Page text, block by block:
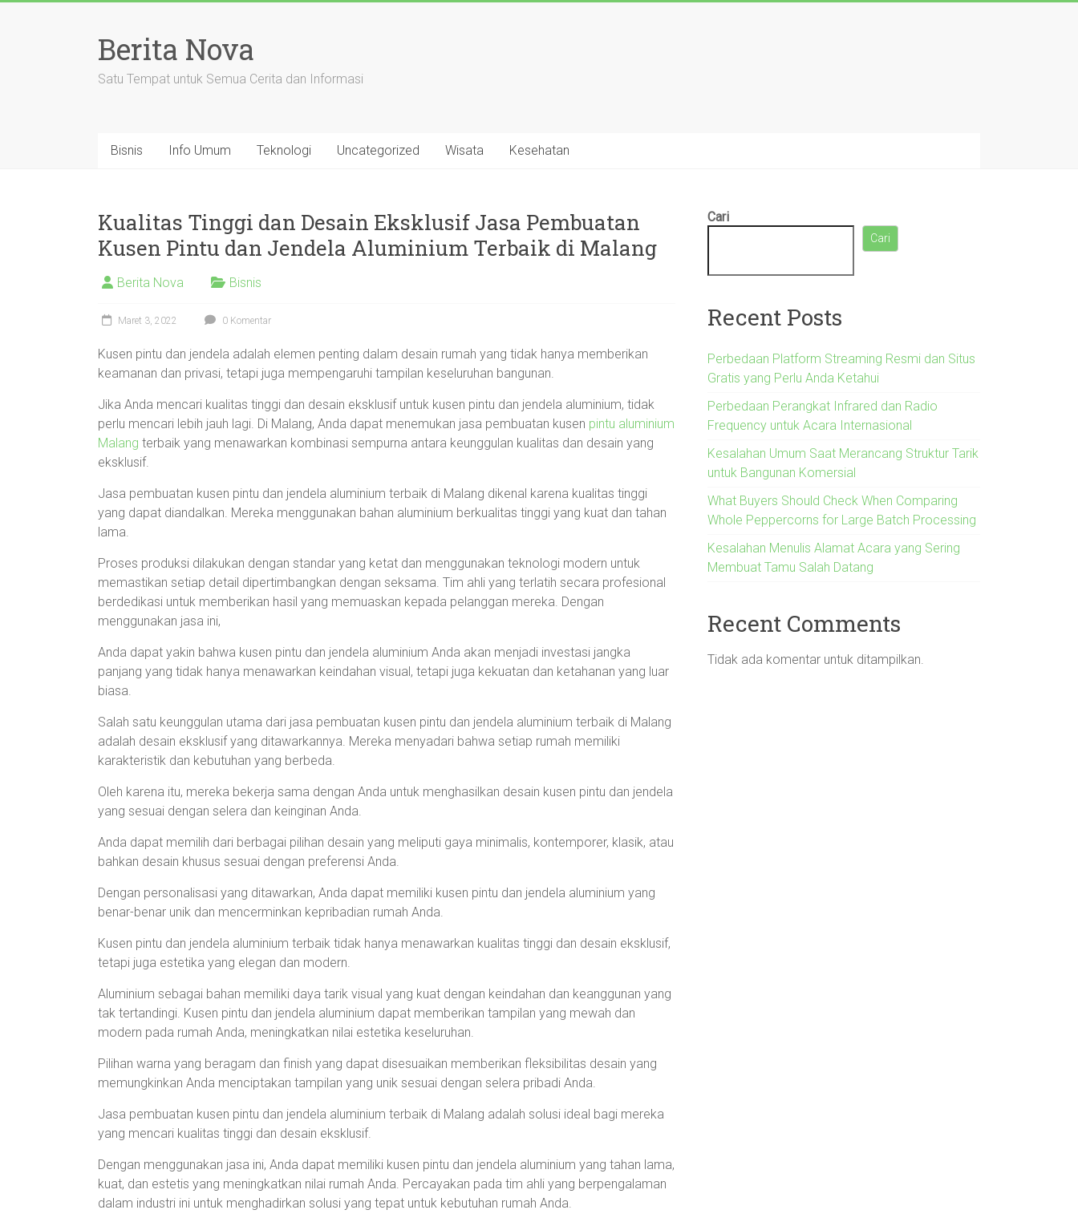
Berita Nova
Satu Tempat untuk Semua Cerita dan Informasi
Bisnis Info Umum Teknologi Uncategorized Wisata Kesehatan
Kualitas Tinggi dan Desain Eksklusif Jasa Pembuatan
Kusen Pintu dan Jendela Aluminium Terbaik di Malang
Berita Nova Bisnis
Maret 3, 2022 0 Komentar
Kusen pintu dan jendela adalah elemen penting dalam desain rumah yang tidak hanya memberikan
keamanan dan privasi, tetapi juga mempengaruhi tampilan keseluruhan bangunan.
Jika Anda mencari kualitas tinggi dan desain eksklusif untuk kusen pintu dan jendela aluminium, tidak
perlu mencari lebih jauh lagi. Di Malang, Anda dapat menemukan jasa pembuatan kusen pintu aluminium
Malang terbaik yang menawarkan kombinasi sempurna antara keunggulan kualitas dan desain yang
eksklusif.
Jasa pembuatan kusen pintu dan jendela aluminium terbaik di Malang dikenal karena kualitas tinggi
yang dapat diandalkan. Mereka menggunakan bahan aluminium berkualitas tinggi yang kuat dan tahan
lama.
Proses produksi dilakukan dengan standar yang ketat dan menggunakan teknologi modern untuk
memastikan setiap detail dipertimbangkan dengan seksama. Tim ahli yang terlatih secara profesional
berdedikasi untuk memberikan hasil yang memuaskan kepada pelanggan mereka. Dengan
menggunakan jasa ini,
Anda dapat yakin bahwa kusen pintu dan jendela aluminium Anda akan menjadi investasi jangka
panjang yang tidak hanya menawarkan keindahan visual, tetapi juga kekuatan dan ketahanan yang luar
biasa.
Salah satu keunggulan utama dari jasa pembuatan kusen pintu dan jendela aluminium terbaik di Malang
adalah desain eksklusif yang ditawarkannya. Mereka menyadari bahwa setiap rumah memiliki
karakteristik dan kebutuhan yang berbeda.
Oleh karena itu, mereka bekerja sama dengan Anda untuk menghasilkan desain kusen pintu dan jendela
yang sesuai dengan selera dan keinginan Anda.
Anda dapat memilih dari berbagai pilihan desain yang meliputi gaya minimalis, kontemporer, klasik, atau
bahkan desain khusus sesuai dengan preferensi Anda.
Dengan personalisasi yang ditawarkan, Anda dapat memiliki kusen pintu dan jendela aluminium yang
benar-benar unik dan mencerminkan kepribadian rumah Anda.
Kusen pintu dan jendela aluminium terbaik tidak hanya menawarkan kualitas tinggi dan desain eksklusif,
tetapi juga estetika yang elegan dan modern.
Aluminium sebagai bahan memiliki daya tarik visual yang kuat dengan keindahan dan keanggunan yang
tak tertandingi. Kusen pintu dan jendela aluminium dapat memberikan tampilan yang mewah dan
modern pada rumah Anda, meningkatkan nilai estetika keseluruhan.
Pilihan warna yang beragam dan finish yang dapat disesuaikan memberikan fleksibilitas desain yang
memungkinkan Anda menciptakan tampilan yang unik sesuai dengan selera pribadi Anda.
Jasa pembuatan kusen pintu dan jendela aluminium terbaik di Malang adalah solusi ideal bagi mereka
yang mencari kualitas tinggi dan desain eksklusif.
Dengan menggunakan jasa ini, Anda dapat memiliki kusen pintu dan jendela aluminium yang tahan lama,
kuat, dan estetis yang meningkatkan nilai rumah Anda. Percayakan pada tim ahli yang berpengalaman
dalam industri ini untuk menghadirkan solusi yang tepat untuk kebutuhan rumah Anda.
Cari
Cari
Recent Posts
Perbedaan Platform Streaming Resmi dan Situs
Gratis yang Perlu Anda Ketahui
Perbedaan Perangkat Infrared dan Radio
Frequency untuk Acara Internasional
Kesalahan Umum Saat Merancang Struktur Tarik
untuk Bangunan Komersial
What Buyers Should Check When Comparing
Whole Peppercorns for Large Batch Processing
Kesalahan Menulis Alamat Acara yang Sering
Membuat Tamu Salah Datang
Recent Comments
Tidak ada komentar untuk ditampilkan.